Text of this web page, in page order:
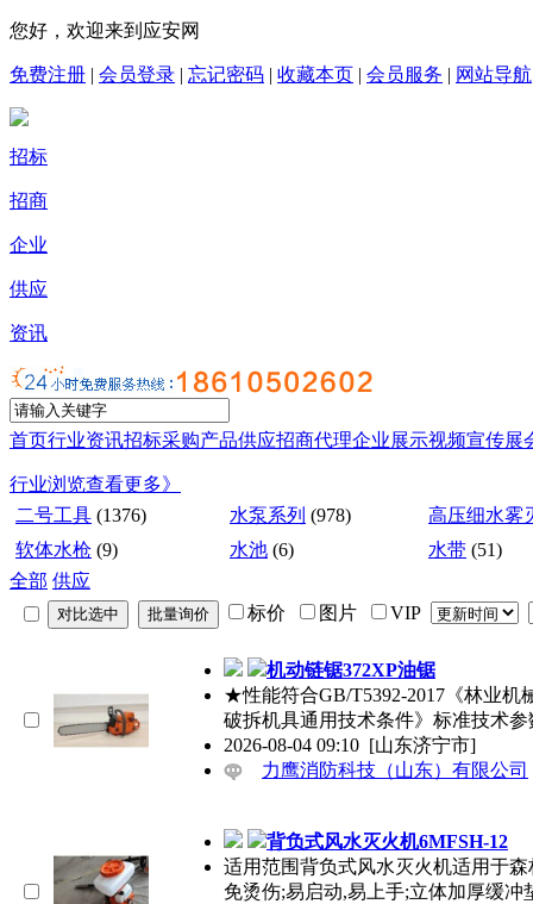
您好，欢迎来到应安网
免费注册 | 会员登录 | 忘记密码 | 收藏本页 | 会员服务 | 网站导航
招标
招商
企业
供应
资讯
首页行业资讯招标采购产品供应招商代理企业展示视频宣传展
行业浏览查看更多》
二号工具 (1376) 水泵系列 (978)
高压细水雾
软体水枪 (9) 水池 (6) 水带 (51)
全部 供应
标价
图片 VIP
机动链锯372XP油锯
★性能符合GB/T5392-2017《林业机
破拆机具通用技术条件》标准技术参
2026-08-04 09:10 [山东济宁市]
力鹰消防科技（山东）有限公司
背负式风水灭火机6MFSH-12
适用范围背负式风水灭火机适用于
免烫伤;易启动,易上手;立体加厚缓冲